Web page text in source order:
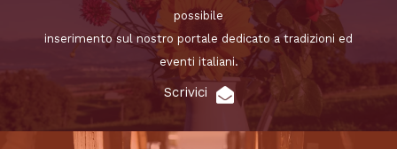
possibile
inserimento sul nostro portale dedicato a tradizioni ed
eventi italiani.
Scrivici